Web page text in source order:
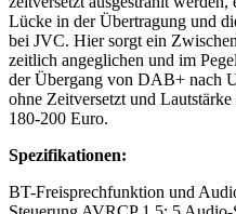
Lücke in der Übertragung und
bei JVC. Hier sorgt ein
zeitlich angeglichen und im
der Übergang von DAB+ nach
ohne Zeitversetzt und
180-200 Euro.
Spezifikationen:
BT-Freisprechfunktion und